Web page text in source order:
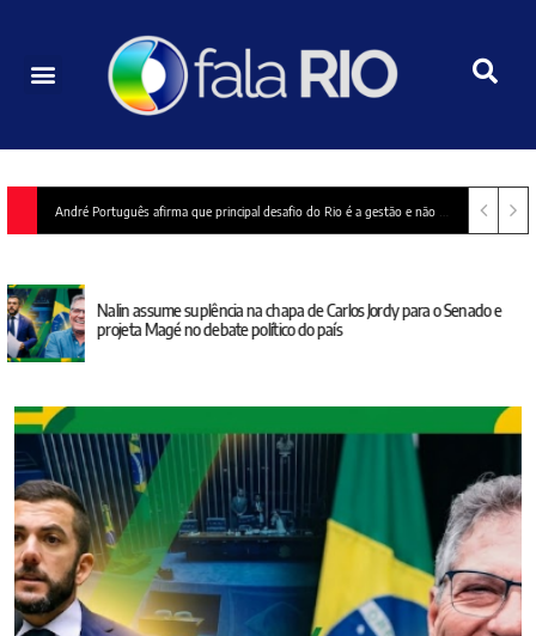
Nalin assume suplência na chapa de Carlos Jordy para o Senado e
projeta Magé no debate político do país